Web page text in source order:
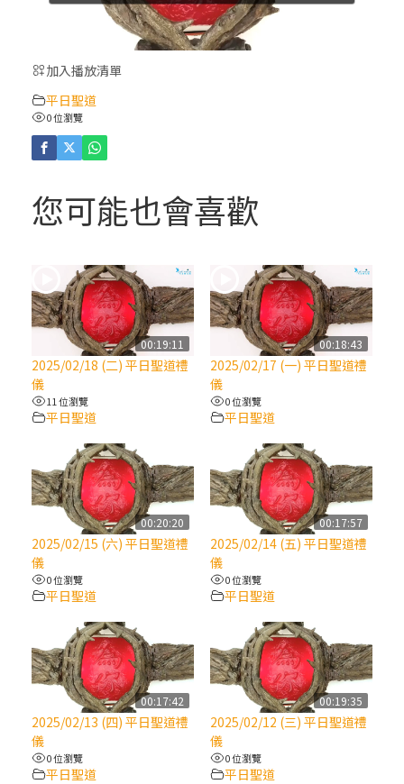
【信仰之旅】第十集：「逾越奧蹟」— 錢玲
珠老師
(5)黃敏正主教帶你做「四旬期避靜」—【逾
人相遇
(2)黃敏正主教帶你做「四旬期避靜」—【逾
越的智慧】：七項齋戒的意義與益處
【信仰之旅】第九集：「如果你的痛苦比快
樂多」—歐義明神父 / 應芝莉老師
(1)黃敏正主教帶你做「四旬期避靜」—【逾
越的智慧】：聖方濟的靈修，「不占為己
有」
【信仰之旅】第八集：「耶穌為什麼降生到
人世」—高樂祈修女
2025/10/10【萬物讚頌頌歌 – 太陽與生態音
樂會】紀念聖方濟與已逝教宗方濟各（中）
2025/10/10【萬物讚頌頌歌 – 太陽與生態音
樂會】紀念聖方濟與已逝教宗方濟各（下）
2025/10/10【萬物讚頌頌歌 – 太陽與生態音
樂會】紀念聖方濟與已逝教宗方濟各（上）
加入播放清單
平日聖道
0 位瀏覽
您可能也會喜歡
00:19:11
2025/02/18 (二) 平日聖道禮
儀
11 位瀏覽
平日聖道
00:18:43
2025/02/17 (一) 平日聖道禮
儀
0 位瀏覽
平日聖道
00:20:20
2025/02/15 (六) 平日聖道禮
儀
0 位瀏覽
平日聖道
00:17:57
2025/02/14 (五) 平日聖道禮
儀
0 位瀏覽
平日聖道
00:17:42
2025/02/13 (四) 平日聖道禮
儀
0 位瀏覽
平日聖道
00:19:35
2025/02/12 (三) 平日聖道禮
儀
0 位瀏覽
平日聖道